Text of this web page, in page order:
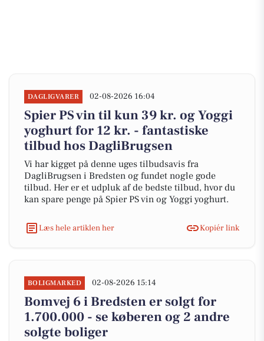
DAGLIGVARER 02-08-2026 16:04
Spier PS vin til kun 39 kr. og Yoggi
yoghurt for 12 kr. - fantastiske
tilbud hos DagliBrugsen
Vi har kigget på denne uges tilbudsavis fra
DagliBrugsen i Bredsten og fundet nogle gode
tilbud. Her er et udpluk af de bedste tilbud, hvor du
kan spare penge på Spier PS vin og Yoggi yoghurt.
Læs hele artiklen her Kopiér link
BOLIGMARKED 02-08-2026 15:14
Bomvej 6 i Bredsten er solgt for
1.700.000 - se køberen og 2 andre
solgte boliger